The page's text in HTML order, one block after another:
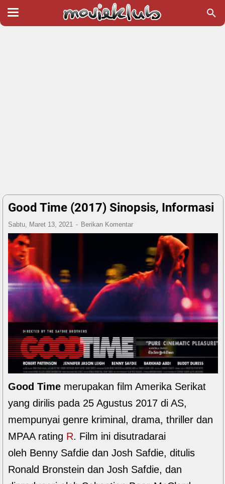
Good Time (2017) Sinopsis, Informasi
Sabtu, Maret 13, 2021 Berikan Komentar
Good Time merupakan film Amerika Serikat
yang dirilis pada 25 Agustus 2017 di AS,
mempunyai genre kriminal, drama, thriller dan
MPAA rating R. Film ini disutradarai
oleh Benny Safdie dan Josh Safdie, ditulis
Ronald Bronstein dan Josh Safdie, dan